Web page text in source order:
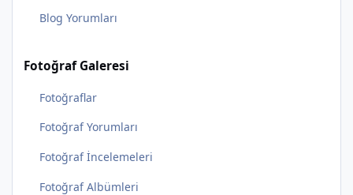
Blog Yorumları
Fotoğraf Galeresi
Fotoğraflar
Fotoğraf Yorumları
Fotoğraf İncelemeleri
Fotoğraf Albümleri